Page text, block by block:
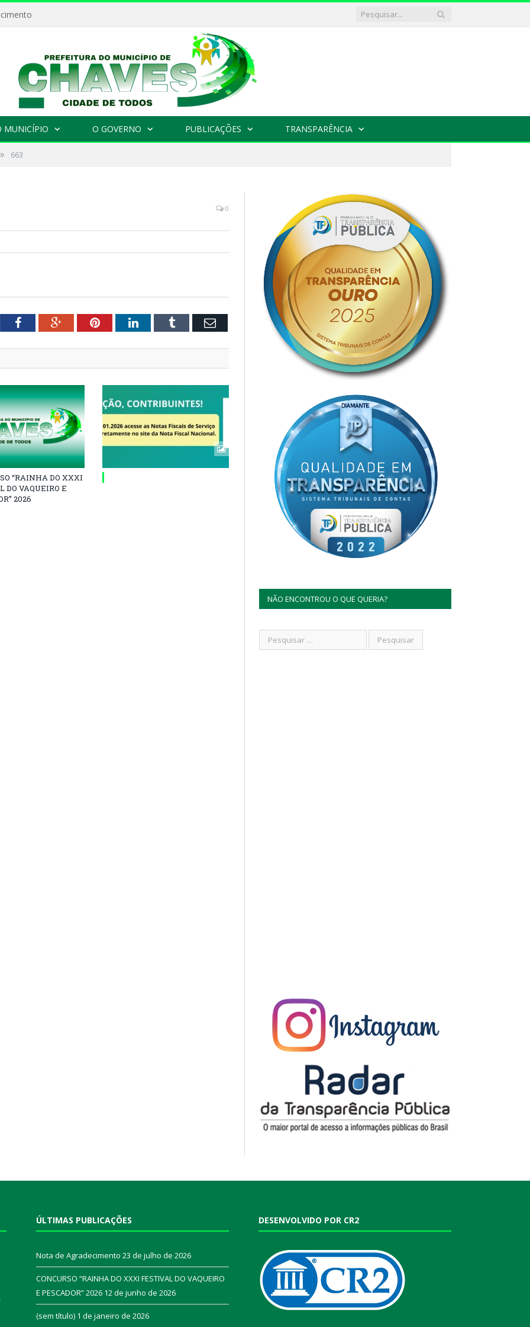
MUNICÍPIO O GOVERNO PUBLICAÇÕES TRANSPARÊNCIA
» 663
0
FacebookGoogle+PinterestLinkedInTumblr Email
“RAINHA DO XXXI
DO VAQUEIRO E
2026
NÃO ENCONTROU O QUE QUERIA?
ÚLTIMAS PUBLICAÇÕES
Nota de Agradecimento 23 de julho de 2026
CONCURSO “RAINHA DO XXXI FESTIVAL DO VAQUEIRO
E PESCADOR” 2026 12 de junho de 2026
(sem título) 1 de janeiro de 2026
DESENVOLVIDO POR CR2